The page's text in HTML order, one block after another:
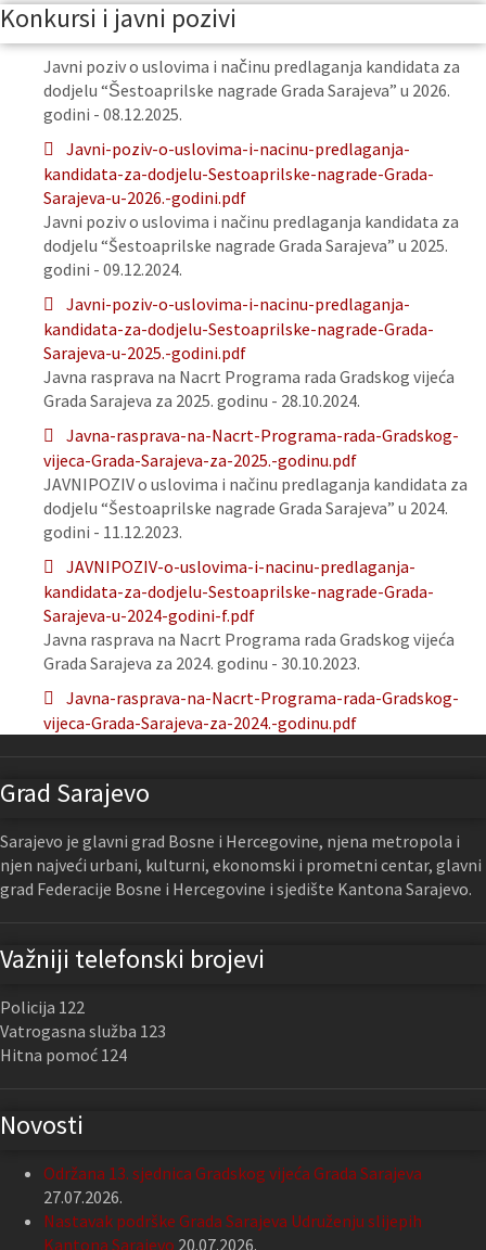
Konkursi i javni pozivi
Javni poziv o uslovima i načinu predlaganja kandidata za
dodjelu “Šestoaprilske nagrade Grada Sarajeva” u 2026.
godini - 08.12.2025.
Javni-poziv-o-uslovima-i-nacinu-predlaganja-
kandidata-za-dodjelu-Sestoaprilske-nagrade-Grada-
Sarajeva-u-2026.-godini.pdf
Javni poziv o uslovima i načinu predlaganja kandidata za
dodjelu “Šestoaprilske nagrade Grada Sarajeva” u 2025.
godini - 09.12.2024.
Javni-poziv-o-uslovima-i-nacinu-predlaganja-
kandidata-za-dodjelu-Sestoaprilske-nagrade-Grada-
Sarajeva-u-2025.-godini.pdf
Javna rasprava na Nacrt Programa rada Gradskog vijeća
Grada Sarajeva za 2025. godinu - 28.10.2024.
Javna-rasprava-na-Nacrt-Programa-rada-Gradskog-
vijeca-Grada-Sarajeva-za-2025.-godinu.pdf
JAVNIPOZIV o uslovima i načinu predlaganja kandidata za
dodjelu “Šestoaprilske nagrade Grada Sarajeva” u 2024.
godini - 11.12.2023.
JAVNIPOZIV-o-uslovima-i-nacinu-predlaganja-
kandidata-za-dodjelu-Sestoaprilske-nagrade-Grada-
Sarajeva-u-2024-godini-f.pdf
Javna rasprava na Nacrt Programa rada Gradskog vijeća
Grada Sarajeva za 2024. godinu - 30.10.2023.
Javna-rasprava-na-Nacrt-Programa-rada-Gradskog-
vijeca-Grada-Sarajeva-za-2024.-godinu.pdf
Grad Sarajevo
Sarajevo je glavni grad Bosne i Hercegovine, njena metropola i
njen najveći urbani, kulturni, ekonomski i prometni centar, glavni
grad Federacije Bosne i Hercegovine i sjedište Kantona Sarajevo.
Važniji telefonski brojevi
Policija 122
Vatrogasna služba 123
Hitna pomoć 124
Novosti
Održana 13. sjednica Gradskog vijeća Grada Sarajeva
27.07.2026.
Nastavak podrške Grada Sarajeva Udruženju slijepih
Kantona Sarajevo 20.07.2026.